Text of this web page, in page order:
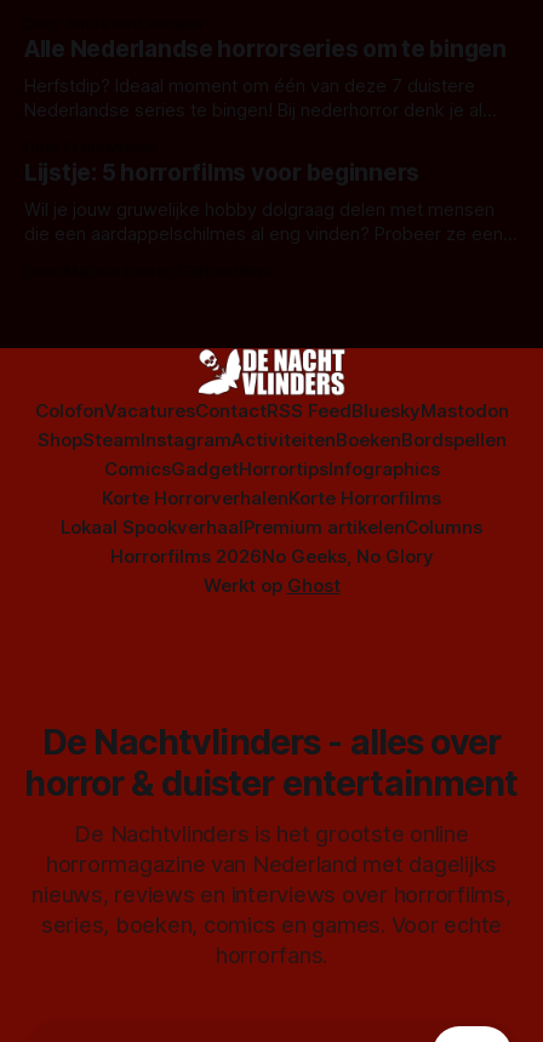
Alle Nederlandse horrorseries om te bingen
Herfstdip? Ideaal moment om één van deze 7 duistere
Nederlandse series te bingen! Bij nederhorror denk je al
Amsterdamned of The Johnsons. Maar Nederlandse horror
is niet beperkt tot films. Hier een aantal Nederlandse tv-
series uit het duistere of horrorgenre. Als
Lijstje: 5 horrorfilms voor beginners
Wil je jouw gruwelijke hobby dolgraag delen met mensen
die een aardappelschilmes al eng vinden? Probeer ze eens
ColofonVacaturesContactRSS FeedBlueskyMastodon
ShopSteamInstagramActiviteitenBoekenBordspellen
ComicsGadgetHorrortipsInfographics
Korte HorrorverhalenKorte Horrorfilms
Lokaal SpookverhaalPremium artikelenColumns
Horrorfilms 2026No Geeks, No Glory
Werkt op Ghost
De Nachtvlinders - alles over
horror & duister entertainment
De Nachtvlinders is het grootste online
horrormagazine van Nederland met dagelijks
nieuws, reviews en interviews over horrorfilms,
series, boeken, comics en games. Voor echte
horrorfans.